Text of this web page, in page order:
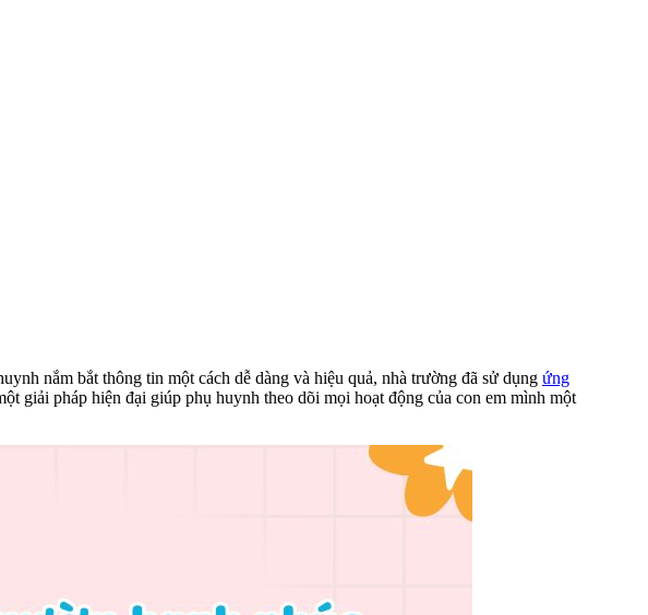
nắm bắt thông tin một cách dễ dàng và hiệu quả, nhà trường đã sử dụng ứng
giải pháp hiện đại giúp phụ huynh theo dõi mọi hoạt động của con em mình một